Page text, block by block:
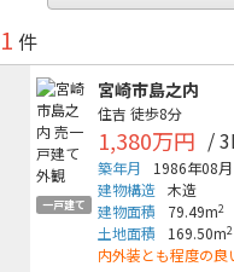
1 件
一戸建て
宮崎市島之内
住吉 徒歩8分
1,380万円 /
築年月 1986年08月
建物構造 木造
建物面積
79.49m2
土地面積 169.50m2
内外装とも程度の良